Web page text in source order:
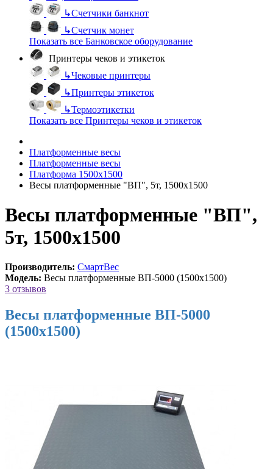
↳Счетчики банкнот
↳Счетчик монет
Показать все Банковское оборудование
Принтеры чеков и этикеток
↳Чековые принтеры
↳Принтеры этикеток
↳Термоэтикетки
Показать все Принтеры чеков и этикеток
Платформенные весы
Платформенные весы
Платформа 1500х1500
Весы платформенные "ВП", 5т, 1500х1500
Весы платформенные "ВП",
5т, 1500х1500
Производитель: СмартВес
Модель: Весы платформенные ВП-5000 (1500х1500)
3 отзывов
Весы платформенные ВП-5000
(1500х1500)